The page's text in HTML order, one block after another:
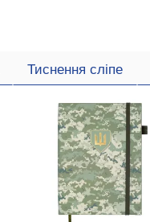
Тиснення сліпе